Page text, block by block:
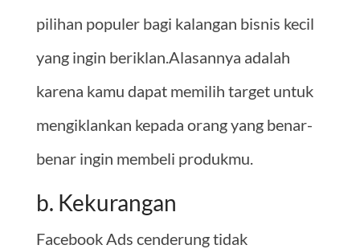
pilihan populer bagi kalangan bisnis kecil
yang ingin beriklan.Alasannya adalah
karena kamu dapat memilih target untuk
mengiklankan kepada orang yang benar-
benar ingin membeli produkmu.
b. Kekurangan
Facebook Ads cenderung tidak